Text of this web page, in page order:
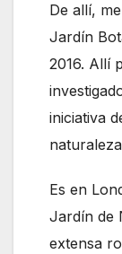
De allí,
Jardín
2016. Allí
iniciativa
Es en
Jardín de
extensa